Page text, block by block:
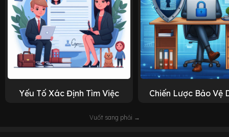
Yếu Tố Xác Định Tìm Việc Chiến Lược Bảo Vệ
Vuốt sang phải →